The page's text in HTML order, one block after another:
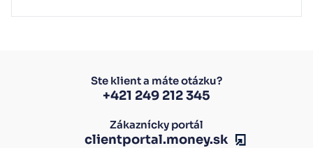
Ste klient a máte otázku?
+421 249 212 345
Zákaznícky portál
clientportal.money.sk